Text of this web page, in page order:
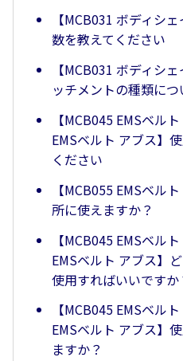
【MCB031 ボディシ
数を教えてください
【MCB031 ボディシ
ッチメントの種類に
【MCB045 EMSベル
EMSベルト アブス】
ください
【MCB055 EMSベル
所に使えますか？
【MCB045 EMSベル
EMSベルト アブス】
使用すればいいですか
【MCB045 EMSベル
EMSベルト アブス】
ますか？